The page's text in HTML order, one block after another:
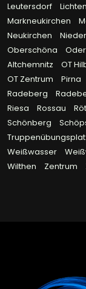
Leutersdorf
Markneukirchen
Neukirchen
Oberschöna
Altchemnitz
OT
OT Zentrum
Pirna
Radeberg
Riesa
Rossau
Schönberg
Weißwasser
Wilthen
Zentrum